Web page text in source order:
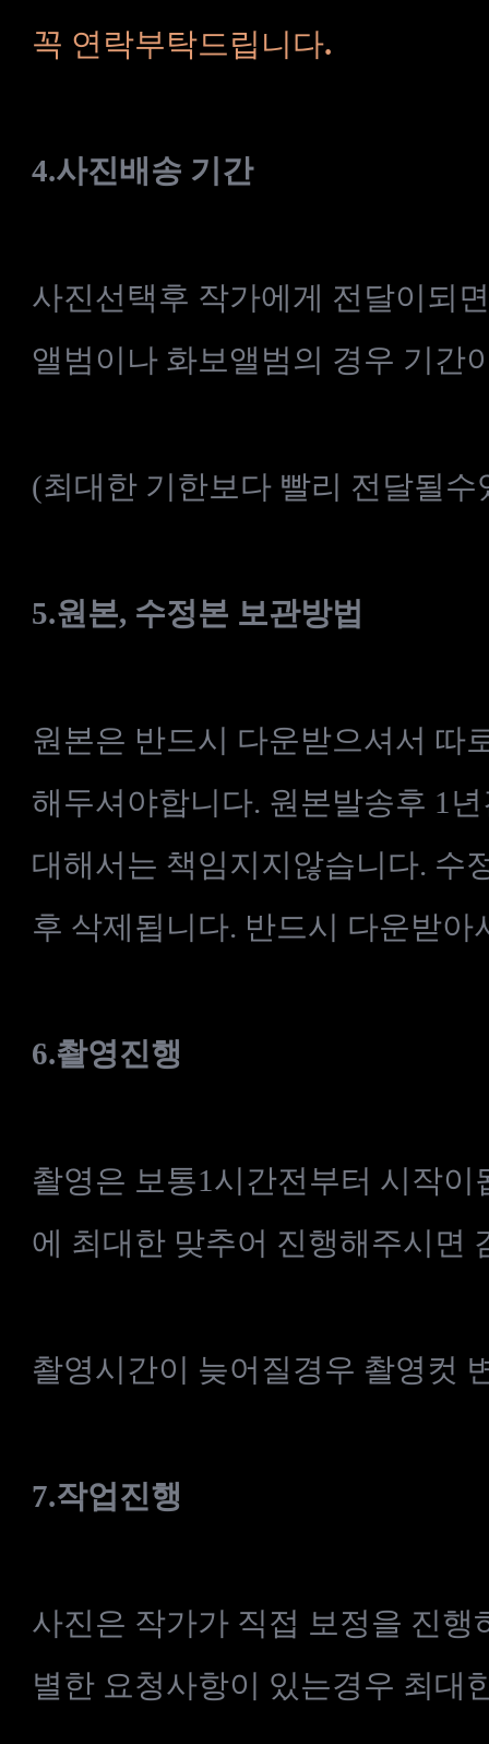
꼭 연락부탁드립니다.
4.사진배송 기간
사진선택후 작가에게 전달이되
앨범이나 화보앨범의 경우 기간
(최대한 기한보다 빨리 전달될
5.원본, 수정본 보관방법
원본은 반드시 다운받으셔서 따
해두셔야합니다. 원본발송후 1
대해서는 책임지지않습니다. 수
후 삭제됩니다. 반드시 다운받아
6.촬영진행
촬영은 보통1시간전부터 시작
에 최대한 맞추어 진행해주시면
촬영시간이 늦어질경우 촬영컷
7.작업진행
사진은 작가가 직접 보정을 진
별한 요청사항이 있는경우 최대